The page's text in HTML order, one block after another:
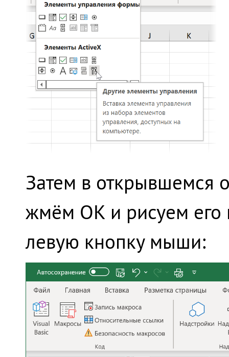
Затем в открывшемся
жмём OK и рисуем его
левую кнопку мыши: